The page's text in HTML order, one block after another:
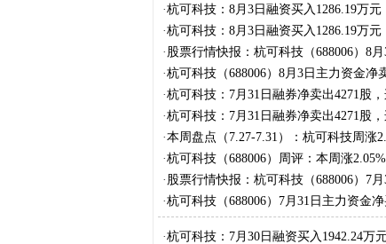
·杭可科技：8月3日融资买入1286.19万
·杭可科技：8月3日融资买入1286.19万
· 股票行情快报：杭可科技（688006）8
·杭可科技（688006）8月3日主力资金净
·杭可科技：7月31日融券净卖出4271股
·杭可科技：7月31日融券净卖出4271股
·本周盘点（7.27-7.31）：杭可科技周涨
·杭可科技（688006）周评：本周涨
· 股票行情快报：杭可科技（688006）7
·杭可科技（688006）7月31日主力资金
·杭可科技：7月30日融资买入1942.24万